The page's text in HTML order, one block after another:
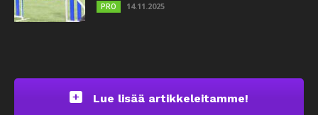
PRO 14.11.2025
Lue lisää artikkeleitamme!